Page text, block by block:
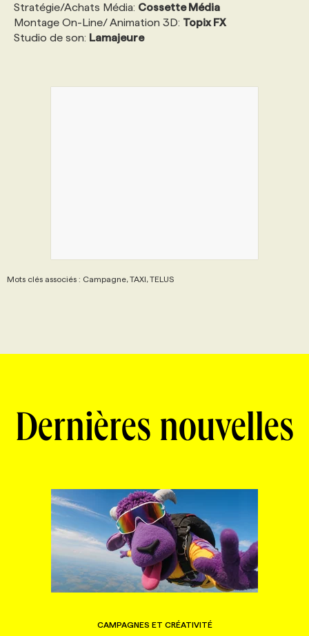
Stratégie/Achats Média: Cossette Média
Montage On-Line/ Animation 3D: Topix FX
Studio de son: Lamajeure
Mots clés associés : Campagne, TAXI, TELUS
Dernières nouvelles
CAMPAGNES ET CRÉATIVITÉ